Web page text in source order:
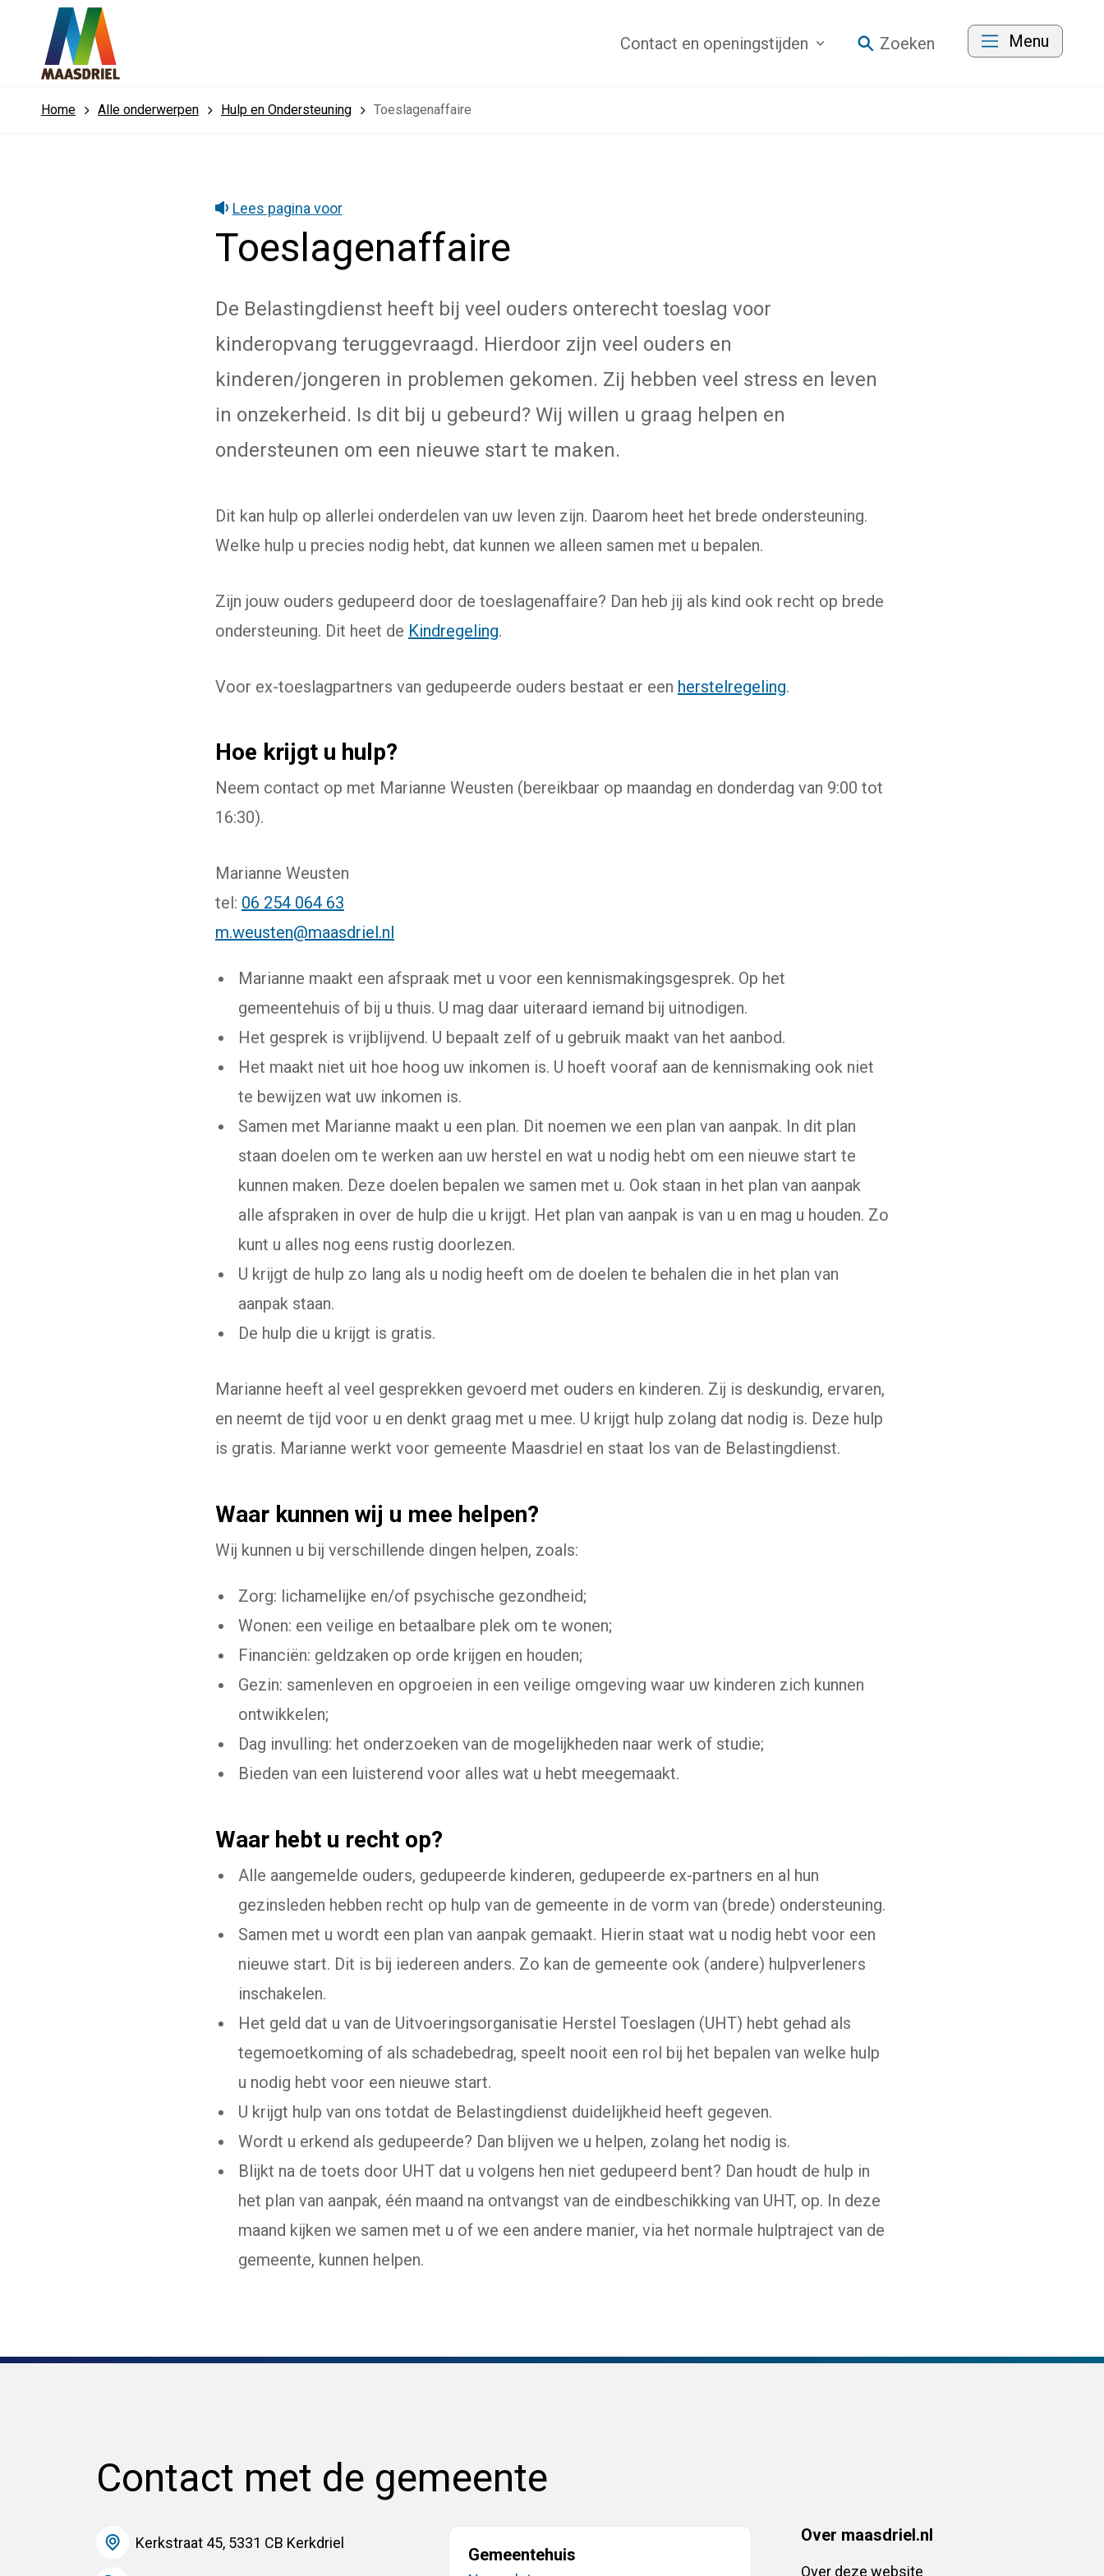
Contact en openingstijden Zoeken Menu
Home Alle onderwerpen Hulp en Ondersteuning Toeslagenaffaire
Lees pagina voor
Toeslagenaffaire
De Belastingdienst heeft bij veel ouders onterecht toeslag voor
kinderopvang teruggevraagd. Hierdoor zijn veel ouders en
kinderen/jongeren in problemen gekomen. Zij hebben veel stress en leven
in onzekerheid. Is dit bij u gebeurd? Wij willen u graag helpen en
ondersteunen om een nieuwe start te maken.
Dit kan hulp op allerlei onderdelen van uw leven zijn. Daarom heet het brede ondersteuning.
Welke hulp u precies nodig hebt, dat kunnen we alleen samen met u bepalen.
Zijn jouw ouders gedupeerd door de toeslagenaffaire? Dan heb jij als kind ook recht op brede
ondersteuning. Dit heet de Kindregeling.
Voor ex-toeslagpartners van gedupeerde ouders bestaat er een herstelregeling.
Hoe krijgt u hulp?
Neem contact op met Marianne Weusten (bereikbaar op maandag en donderdag van 9:00 tot
16:30).
Marianne Weusten
tel: 06 254 064 63
m.weusten@maasdriel.nl
Marianne maakt een afspraak met u voor een kennismakingsgesprek. Op het
gemeentehuis of bij u thuis. U mag daar uiteraard iemand bij uitnodigen.
Het gesprek is vrijblijvend. U bepaalt zelf of u gebruik maakt van het aanbod.
Het maakt niet uit hoe hoog uw inkomen is. U hoeft vooraf aan de kennismaking ook niet
te bewijzen wat uw inkomen is.
Samen met Marianne maakt u een plan. Dit noemen we een plan van aanpak. In dit plan
staan doelen om te werken aan uw herstel en wat u nodig hebt om een nieuwe start te
kunnen maken. Deze doelen bepalen we samen met u. Ook staan in het plan van aanpak
alle afspraken in over de hulp die u krijgt. Het plan van aanpak is van u en mag u houden. Zo
kunt u alles nog eens rustig doorlezen.
U krijgt de hulp zo lang als u nodig heeft om de doelen te behalen die in het plan van
aanpak staan.
De hulp die u krijgt is gratis.
Marianne heeft al veel gesprekken gevoerd met ouders en kinderen. Zij is deskundig, ervaren,
en neemt de tijd voor u en denkt graag met u mee. U krijgt hulp zolang dat nodig is. Deze hulp
is gratis. Marianne werkt voor gemeente Maasdriel en staat los van de Belastingdienst.
Waar kunnen wij u mee helpen?
Wij kunnen u bij verschillende dingen helpen, zoals:
Zorg: lichamelijke en/of psychische gezondheid;
Wonen: een veilige en betaalbare plek om te wonen;
Financiën: geldzaken op orde krijgen en houden;
Gezin: samenleven en opgroeien in een veilige omgeving waar uw kinderen zich kunnen
ontwikkelen;
Dag invulling: het onderzoeken van de mogelijkheden naar werk of studie;
Bieden van een luisterend voor alles wat u hebt meegemaakt.
Waar hebt u recht op?
Alle aangemelde ouders, gedupeerde kinderen, gedupeerde ex-partners en al hun
gezinsleden hebben recht op hulp van de gemeente in de vorm van (brede) ondersteuning.
Samen met u wordt een plan van aanpak gemaakt. Hierin staat wat u nodig hebt voor een
nieuwe start. Dit is bij iedereen anders. Zo kan de gemeente ook (andere) hulpverleners
inschakelen.
Het geld dat u van de Uitvoeringsorganisatie Herstel Toeslagen (UHT) hebt gehad als
tegemoetkoming of als schadebedrag, speelt nooit een rol bij het bepalen van welke hulp
u nodig hebt voor een nieuwe start.
U krijgt hulp van ons totdat de Belastingdienst duidelijkheid heeft gegeven.
Wordt u erkend als gedupeerde? Dan blijven we u helpen, zolang het nodig is.
Blijkt na de toets door UHT dat u volgens hen niet gedupeerd bent? Dan houdt de hulp in
het plan van aanpak, één maand na ontvangst van de eindbeschikking van UHT, op. In deze
maand kijken we samen met u of we een andere manier, via het normale hulptraject van de
gemeente, kunnen helpen.
Contact met de gemeente
Kerkstraat 45, 5331 CB Kerkdriel
Gemeentehuis
Over maasdriel.nl
Over deze website